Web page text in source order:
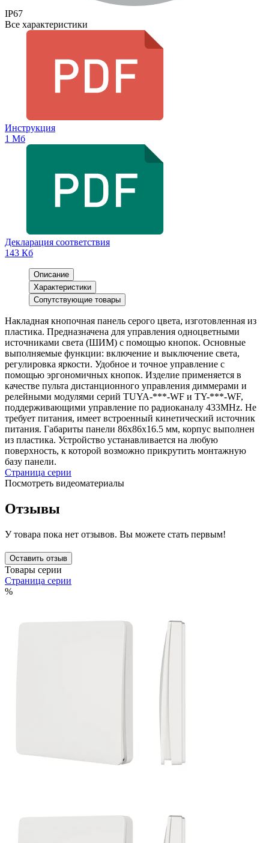
IP67
Все характеристики
Инструкция
1 Мб
Декларация соответствия
143 Кб
Описание
Характеристики
Сопутствующие товары
Накладная кнопочная панель серого цвета, изготовленная из
пластика. Предназначена для управления одноцветными
источниками света (ШИМ) с помощью кнопок. Основные
выполняемые функции: включение и выключение света,
регулировка яркости. Удобное и точное управление с
помощью эргономичных кнопок. Изделие применяется в
качестве пульта дистанционного управления диммерами и
релейными модулями серий TUYA-***-WF и TY-***-WF,
поддерживающими управление по радиоканалу 433MHz. Не
требует питания, имеет встроенный кинетический источник
питания. Габариты панели 86х86х16.5 мм, корпус выполнен
из пластика. Устройство устанавливается на любую
поверхность, к которой возможно прикрутить монтажную
базу панели.
Страница серии
Посмотреть видеоматериалы
Отзывы
У товара пока нет отзывов. Вы можете стать первым!
Оставить отзыв
Товары серии
Страница серии
%